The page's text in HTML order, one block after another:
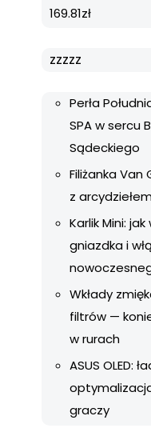
169.81zł
zzzzz
Perła
SPA w sercu
Sądeckiego
Filiżanka
z
Karlik Mini:
gniazdka i
Wkłady
filtrów —
w rurach
ASUS OLED:
graczy